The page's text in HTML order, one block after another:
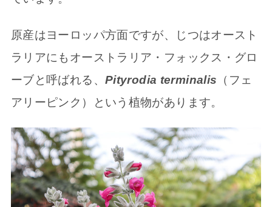
原産はヨーロッパ方面ですが、じつはオースト
ラリアにもオーストラリア・フォックス・グロ
ーブと呼ばれる、 Pityrodia terminalis （フェ
アリーピンク）という植物があります。